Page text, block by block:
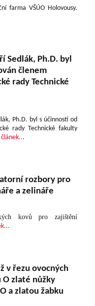
farma VŠÚO Holovousy.
Sedlák, Ph.D. byl
členem
rady Technické
Ph.D. byl s účinností od
rady Technické fakulty
článek...
rozbory pro
a zelináře
kovů pro zajištění
v řezu ovocných
O zlaté nůžky
a zlatou žabku